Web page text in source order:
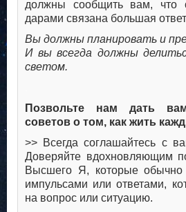
должны сообщить вам, что
дарами связана большая
Вы должны планировать и
И вы всегда должны
светом.
Позвольте нам дать
советов о том, как жить
>> Всегда соглашайтесь с
Доверяйте вдохновляющим
Высшего Я, которые
импульсами или ответами,
на вопрос или ситуацию.